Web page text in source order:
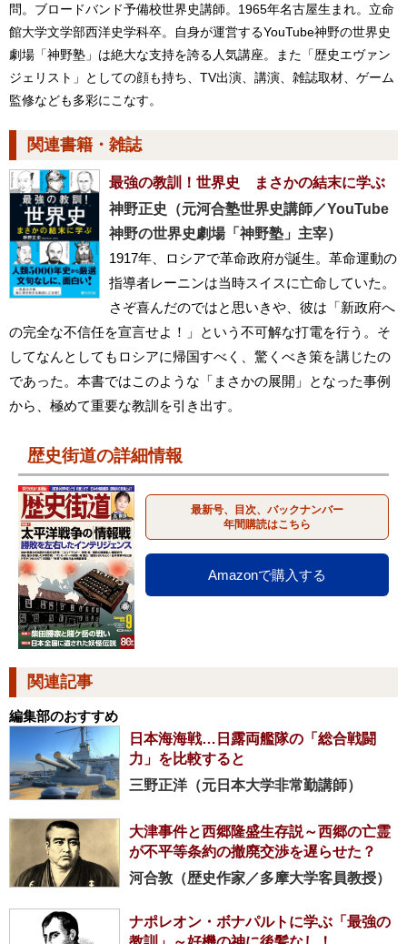
問。ブロードバンド予備校世界史講師。1965年名古屋生まれ。立命
館大学文学部西洋史学科卒。自身が運営するYouTube神野の世界史
劇場「神野塾」は絶大な支持を誇る人気講座。また「歴史エヴァン
ジェリスト」としての顔も持ち、TV出演、講演、雑誌取材、ゲーム
監修なども多彩にこなす。
関連書籍・雑誌
最強の教訓！世界史 まさかの結末に学ぶ
神野正史（元河合塾世界史講師／YouTube
神野の世界史劇場「神野塾」主宰）
1917年、ロシアで革命政府が誕生。革命運動の
指導者レーニンは当時スイスに亡命していた。
さぞ喜んだのではと思いきや、彼は「新政府へ
の完全な不信任を宣言せよ！」という不可解な打電を行う。そ
してなんとしてもロシアに帰国すべく、驚くべき策を講じたの
であった。本書ではこのような「まさかの展開」となった事例
から、極めて重要な教訓を引き出す。
歴史街道の詳細情報
最新号、目次、バックナンバー
年間購読はこちら
Amazonで購入する
関連記事
編集部のおすすめ
日本海海戦…日露両艦隊の「総合戦闘
力」を比較すると
三野正洋（元日本大学非常勤講師）
大津事件と西郷隆盛生存説～西郷の亡霊
が不平等条約の撤廃交渉を遅らせた？
河合敦（歴史作家／多摩大学客員教授）
ナポレオン・ボナパルトに学ぶ「最強の